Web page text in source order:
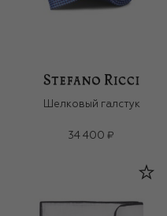
Шелковый галстук
34 400 ₽